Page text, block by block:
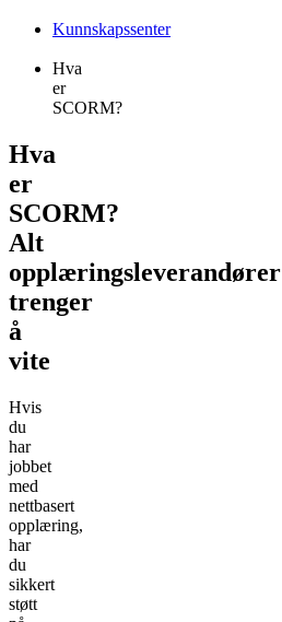
Kunnskapssenter
Hva
er
SCORM?
Hva
er
SCORM?
Alt
opplæringsleverandører
trenger
å
vite
Hvis
du
har
jobbet
med
nettbasert
opplæring,
har
du
sikkert
støtt